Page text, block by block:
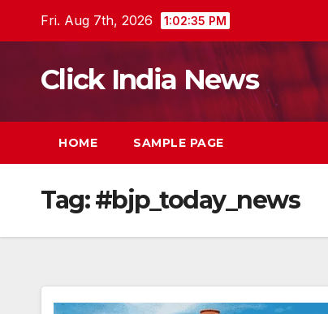
Fri. Aug 7th, 2026 1:02:36 PM
Click India News
HOME SAMPLE PAGE
Tag:#bjp_today_news